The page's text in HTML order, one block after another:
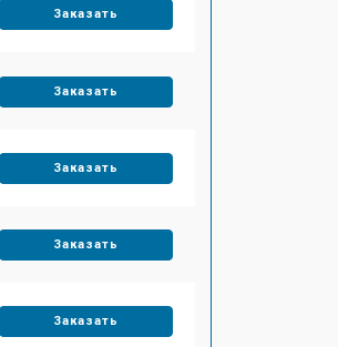
Заказать
Заказать
Заказать
Заказать
Заказать